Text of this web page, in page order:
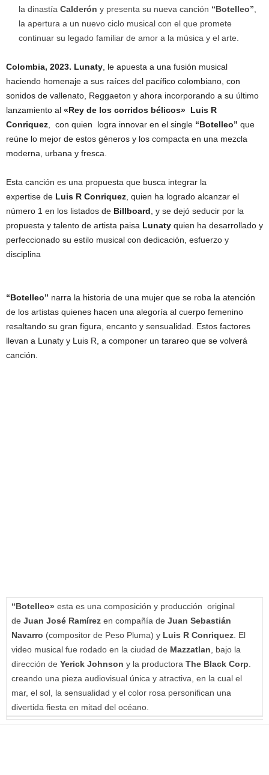
la dinastía Calderón y presenta su nueva canción “Botelleo”
la apertura a un nuevo ciclo musical con el que promete
continuar su legado familiar de amor a la música y el arte.
Colombia, 2023. Lunaty , le apuesta a una fusión musical
haciendo homenaje a sus raíces del pacífico colombiano, con
sonidos de vallenato, Reggaeton y ahora incorporando a su último
lanzamiento al «Rey de los corridos bélicos» Luis R
Conriquez , con quien logra innovar en el single “Botelleo” que
reúne lo mejor de estos géneros y los compacta en una mezcla
moderna, urbana y fresca.
Esta canción es una propuesta que busca integrar la
expertise de Luis R Conriquez , quien ha logrado alcanzar el
número 1 en los listados de Billboard , y se dejó seducir por la
propuesta y talento de artista paisa Lunaty quien ha desarrollado y
perfeccionado su estilo musical con dedicación, esfuerzo y
disciplina
“Botelleo” narra la historia de una mujer que se roba la atención
de los artistas quienes hacen una alegoría al cuerpo femenino
resaltando su gran figura, encanto y sensualidad. Estos factores
llevan a Lunaty y Luis R, a componer un tarareo que se volverá
canción.
“Botelleo» esta es una composición y producción original
de Juan José Ramírez en compañía de Juan Sebastián
Navarro (compositor de Peso Pluma) y Luis R Conriquez . El
video musical fue rodado en la ciudad de Mazzatlan , bajo la
dirección de Yerick Johnson y la productora The Black Corp
creando una pieza audiovisual única y atractiva, en la cual el
mar, el sol, la sensualidad y el color rosa personifican una
divertida fiesta en mitad del océano.